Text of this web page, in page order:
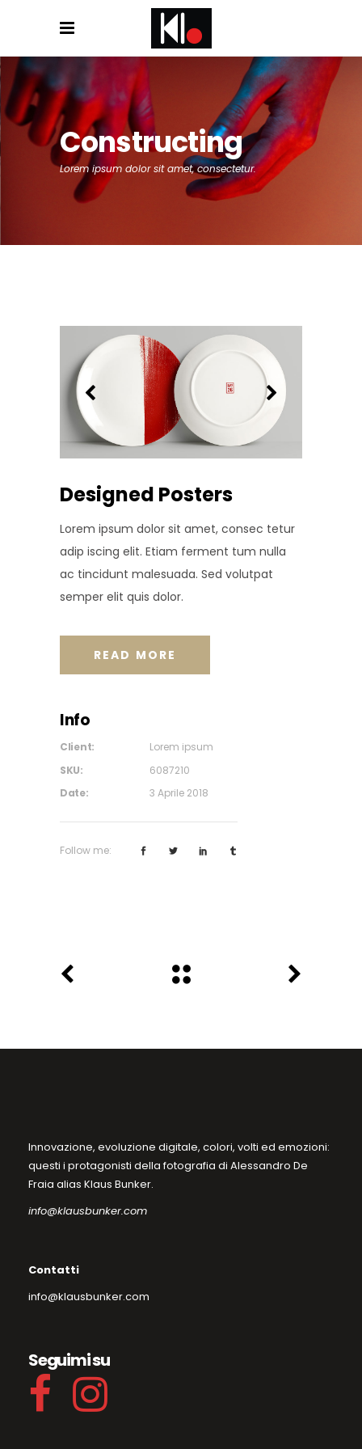
Constructing
Lorem ipsum dolor sit amet, consectetur.
Designed Posters
Lorem ipsum dolor sit amet, consec tetur
adip iscing elit. Etiam ferment tum nulla
ac tincidunt malesuada. Sed volutpat
semper elit quis dolor.
READ MORE
Info
Client:
Lorem ipsum
SKU:
6087210
Date:
3 Aprile 2018
Follow me:
Innovazione, evoluzione digitale, colori, volti ed emozioni:
questi i protagonisti della fotografia di Alessandro De
Fraia alias Klaus Bunker.
info@klausbunker.com
Contatti
info@klausbunker.com
Seguimi su